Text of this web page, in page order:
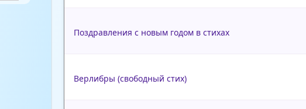
Поздравления с новым годом в стихах
Верлибры (свободный стих)